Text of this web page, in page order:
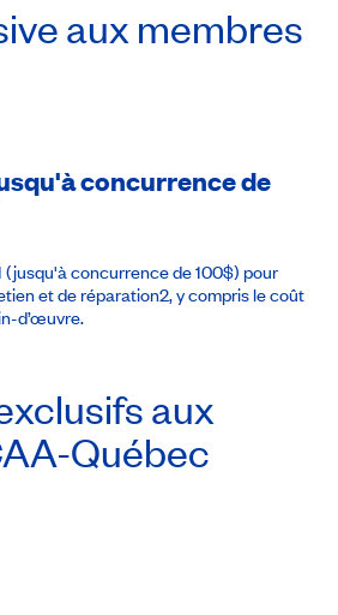
aux membres
concurrence de
(jusqu'à concurrence de 100$) pour
et de réparation2, y compris le coût
d’œuvre.
aux
Québec